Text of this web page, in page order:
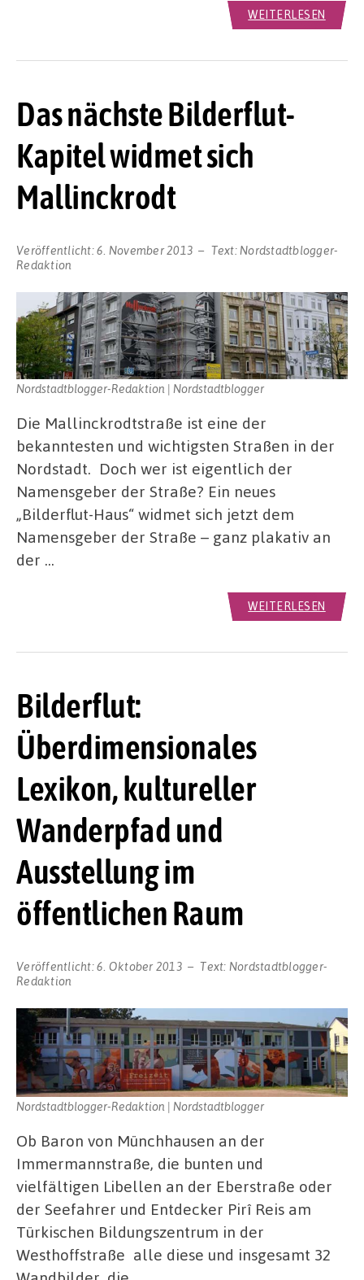
WEITERLESEN
Das nächste Bilderflut-
Kapitel widmet sich
Mallinckrodt
Veröffentlicht:6. November 2013 Text: Nordstadtblogger-
Redaktion
Nordstadtblogger-Redaktion | Nordstadtblogger
Die Mallinckrodtstraße ist eine der
bekanntesten und wichtigsten Straßen in der
Nordstadt. Doch wer ist eigentlich der
Namensgeber der Straße? Ein neues
„Bilderflut-Haus“ widmet sich jetzt dem
Namensgeber der Straße – ganz plakativ an
der …
WEITERLESEN
Bilderflut:
Überdimensionales
Lexikon, kultureller
Wanderpfad und
Ausstellung im
öffentlichen Raum
Veröffentlicht:6. Oktober 2013 Text: Nordstadtblogger-
Redaktion
Nordstadtblogger-Redaktion | Nordstadtblogger
Ob Baron von Münchhausen an der
Immermannstraße, die bunten und
vielfältigen Libellen an der Eberstraße oder
der Seefahrer und Entdecker Pirî Reis am
Türkischen Bildungszentrum in der
Westhoffstraße alle diese und insgesamt 32